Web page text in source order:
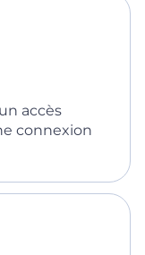
accès
connexion